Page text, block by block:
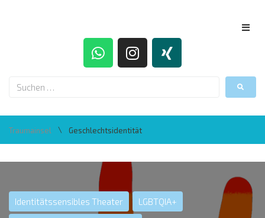
Traumainsel \ Geschlechtsidentität
Identitätssensibles Theater LGBTQIA+